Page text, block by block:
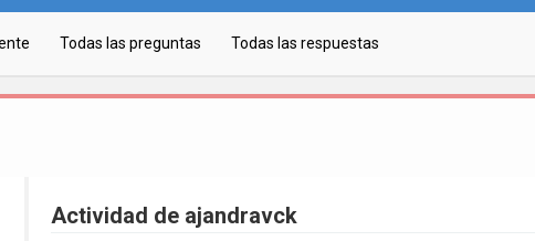
Todas las preguntas Todas las respuestas
Actividad de ajandravck